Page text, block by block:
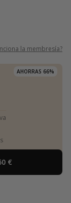
la membresía?
AHORRAS 66%
€